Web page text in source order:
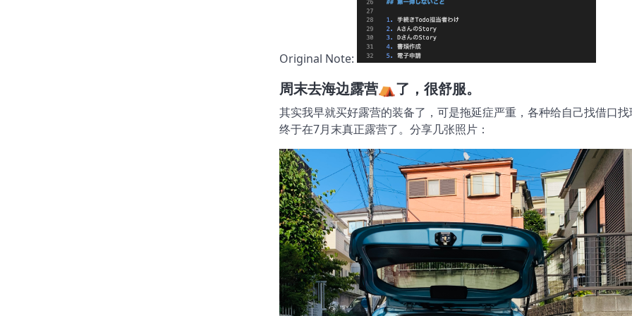
Original Note:
周末去海边露营⛺️了，很舒服。
其实我早就买好露营的装备了，可是拖延症严重，各种给自己找借口
终于在7月末真正露营了。分享几张照片：